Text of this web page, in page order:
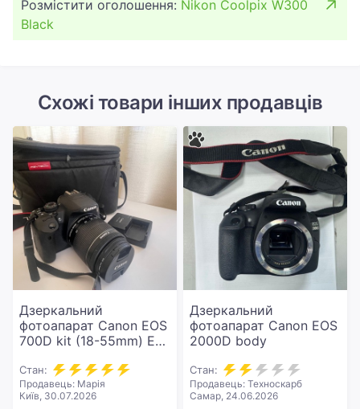
Розмістити оголошення: Nikon Coolpix W300
Black
Схожі товари інших продавців
Дзеркальний
фотоапарат Canon EOS
700D kit (18-55mm) EF-
Стан:
Продавець: Марія
Київ, 30.07.2026
Дзеркальний
фотоапарат Canon EOS
2000D body
Стан:
Продавець: Техноскарб
Самар, 24.06.2026